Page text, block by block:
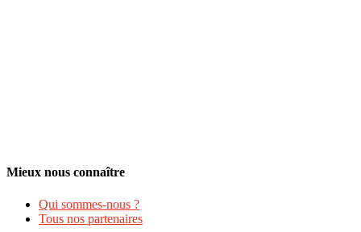
Mieux nous connaître
Qui sommes-nous ?
Tous nos partenaires